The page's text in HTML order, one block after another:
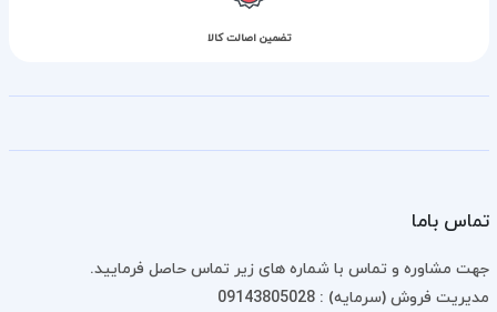
تضمین اصالت کالا
تماس باما
جهت مشاوره و تماس با شماره های زیر تماس حاصل فرمایید.
مدیریت فروش (سرمایه) : 09143805028